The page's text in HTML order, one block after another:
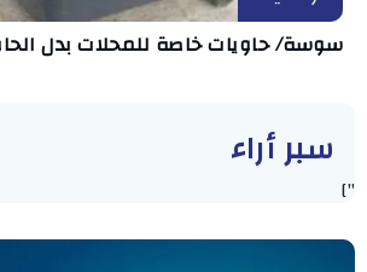
سوسة/ حاويات خاصة للمحلات بدل
سبر أراء
"]